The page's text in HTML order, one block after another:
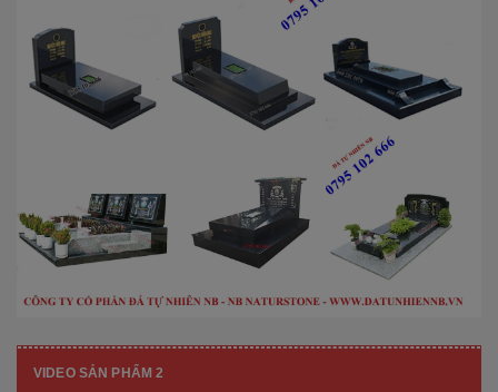
VIDEO SẢN PHẨM 2